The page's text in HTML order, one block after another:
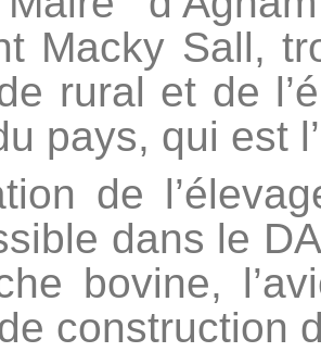
Macky Sall,
rural et de
pays, qui est
de
dans le
bovine,
construction